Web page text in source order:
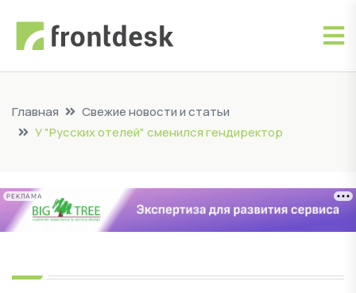
Главная
Свежие новости и статьи
У "Русских отелей" сменился гендиректор
РЕКЛАМА